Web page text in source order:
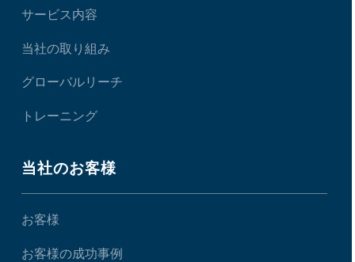
サービス内容
当社の取り組み
グローバルリーチ
トレーニング
当社のお客様
お客様
お客様の成功事例